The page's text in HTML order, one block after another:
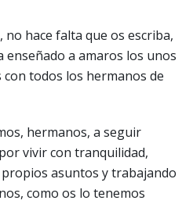
hace falta que os escriba,
enseñado a amaros los unos
todos los hermanos de
hermanos, a seguir
vivir con tranquilidad,
asuntos y trabajando
como os lo tenemos